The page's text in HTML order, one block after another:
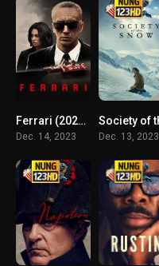
Ferrari (2023) เฟอร์รารี่
Dec. 14, 2023 Dec. 13, 2023